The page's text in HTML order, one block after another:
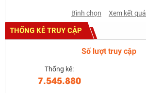
Bình chọn Xem kết quả
THỐNG KÊ TRUY CẬP
Số lượt truy cập
Thống kê:
7.545.880